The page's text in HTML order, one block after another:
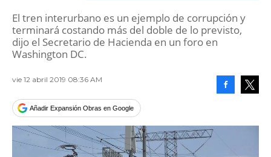
El tren interurbano es un ejemplo de corrupción y
terminará costando más del doble de lo previsto,
dijo el Secretario de Hacienda en un foro en
Washington DC.
vie 12 abril 2019 08:36 AM
Añadir Expansión Obras en Google